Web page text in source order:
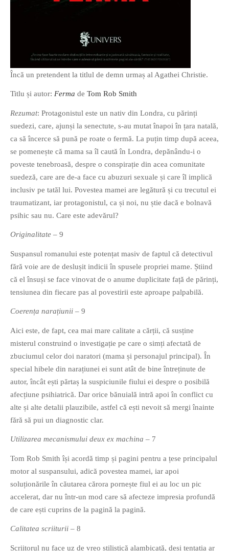
Încă un pretendent la titlul de demn urmaș al Agathei Christie.
Titlu și autor: Ferma de Tom Rob Smith
Rezumat: Protagonistul este un nativ din Londra, cu părinți
suedezi, care, ajunși la senectute, s-au mutat înapoi în țara natală,
ca să încerce să pună pe roate o fermă. La puțin timp după aceea,
se pomenește că mama sa îl caută în Londra, depănându-i o
poveste tenebroasă, despre o conspirație din acea comunitate
suedeză, care are de-a face cu abuzuri sexuale și care îl implică
inclusiv pe tatăl lui. Povestea mamei are legătură și cu trecutul ei
traumatizant, iar protagonistul, ca și noi, nu știe dacă e bolnavă
psihic sau nu. Care este adevărul?
Originalitate – 9
Suspansul romanului este potențat masiv de faptul că detectivul
fără voie are de deslușit indicii în spusele propriei mame. Știind
că el însuși se face vinovat de o anume duplicitate față de părinți,
tensiunea din fiecare pas al povestirii este aproape palpabilă.
Coerența narațiunii – 9
Aici este, de fapt, cea mai mare calitate a cărții, că susține
misterul construind o investigație pe care o simți afectată de
zbuciumul celor doi naratori (mama și personajul principal). În
special hibele din narațiunei ei sunt atât de bine întreținute de
autor, încât ești părtaș la suspiciunile fiului ei despre o posibilă
afecțiune psihiatrică. Dar orice bănuială intră apoi în conflict cu
alte și alte detalii plauzibile, astfel că ești nevoit să mergi înainte
fără să pui un diagnostic clar.
Utilizarea mecanismului deux ex machina – 7
Tom Rob Smith își acordă timp și pagini pentru a țese principalul
motor al suspansului, adică povestea mamei, iar apoi
soluționările în căutarea cărora pornește fiul ei au loc un pic
accelerat, dar nu într-un mod care să afecteze impresia profundă
de care ești cuprins de la pagină la pagină.
Calitatea scriiturii – 8
Scriitorul nu face uz de vreo stilistică alambicată, deși tentația ar